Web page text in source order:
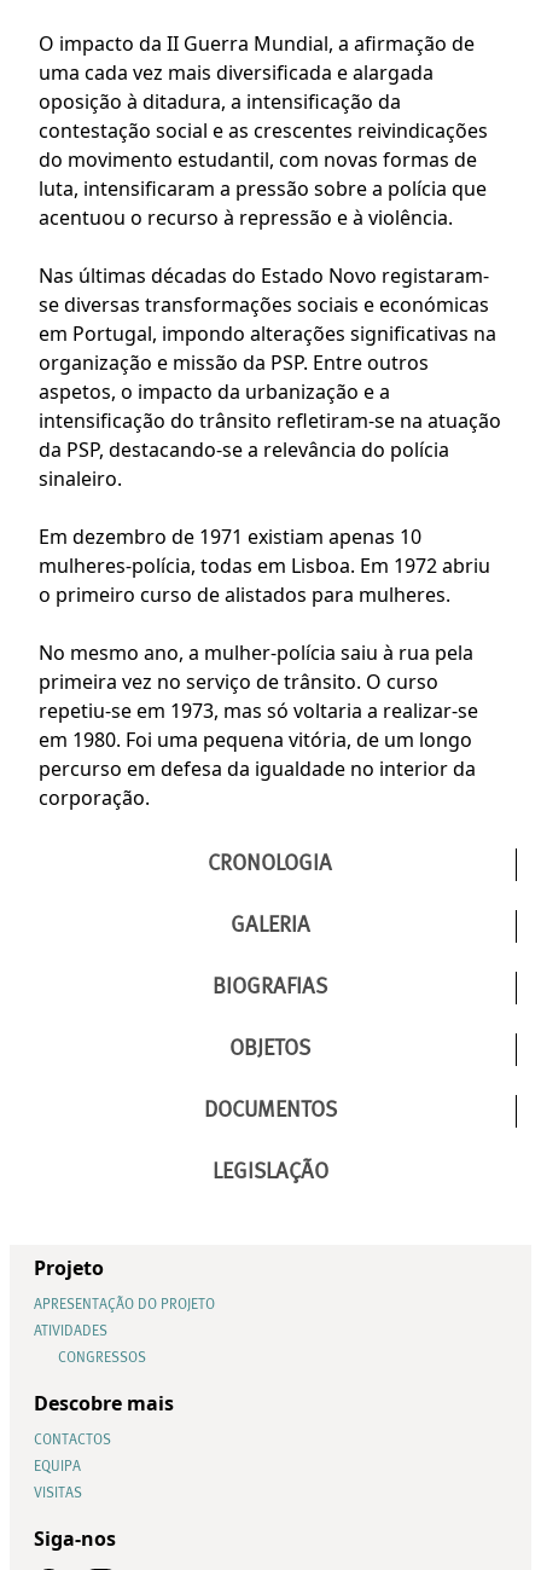
O impacto da II Guerra Mundial, a afirmação de
uma cada vez mais diversificada e alargada
oposição à ditadura, a intensificação da
contestação social e as crescentes reivindicações
do movimento estudantil, com novas formas de
luta, intensificaram a pressão sobre a polícia que
acentuou o recurso à repressão e à violência.
Nas últimas décadas do Estado Novo registaram-
se diversas transformações sociais e económicas
em Portugal, impondo alterações significativas na
organização e missão da PSP. Entre outros
aspetos, o impacto da urbanização e a
intensificação do trânsito refletiram-se na atuação
da PSP, destacando-se a relevância do polícia
sinaleiro.
Em dezembro de 1971 existiam apenas 10
mulheres-polícia, todas em Lisboa. Em 1972 abriu
o primeiro curso de alistados para mulheres.
No mesmo ano, a mulher-polícia saiu à rua pela
primeira vez no serviço de trânsito. O curso
repetiu-se em 1973, mas só voltaria a realizar-se
em 1980. Foi uma pequena vitória, de um longo
percurso em defesa da igualdade no interior da
corporação.
CRONOLOGIA
GALERIA
BIOGRAFIAS
OBJETOS
DOCUMENTOS
LEGISLAÇÃO
Projeto
APRESENTAÇÃO DO PROJETO
ATIVIDADES
CONGRESSOS
Descobre mais
CONTACTOS
EQUIPA
VISITAS
Siga-nos